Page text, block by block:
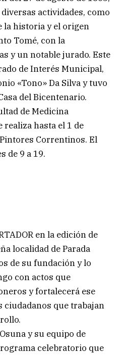
actividades, como
la historia y el origen
Tomé, con la
y un notable jurado. Este
de Interés Municipal,
«Tono» Da Silva y tuvo
del Bicentenario.
de Medicina
realiza hasta el 1 de
Correntinos. El
de 9 a 19.
en la edición de
localidad de Parada
de su fundación y lo
con actos que
y fortalecerá ese
ciudadanos que trabajan
y su equipo de
celebratorio que